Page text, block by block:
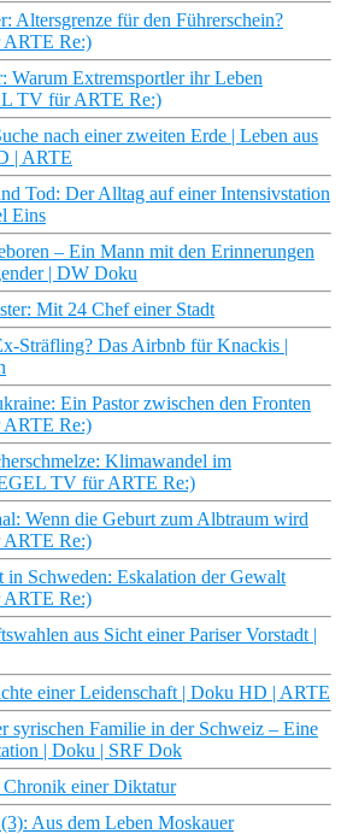
Altersgrenze für den Führerschein?
Re:)
Warum Extremsportler ihr Leben
TV für ARTE Re:)
nach einer zweiten Erde | Leben aus
| ARTE
Tod: Der Alltag auf einer Intensivstation
Eins
– Ein Mann mit den Erinnerungen
| DW Doku
Mit 24 Chef einer Stadt
Sträfling? Das Airbnb für Knackis |
Ein Pastor zwischen den Fronten
Re:)
Klimawandel im
TV für ARTE Re:)
Wenn die Geburt zum Albtraum wird
Re:)
in Schweden: Eskalation der Gewalt
Re:)
aus Sicht einer Pariser Vorstadt |
einer Leidenschaft | Doku HD | ARTE
syrischen Familie in der Schweiz – Eine
| Doku | SRF Dok
Chronik einer Diktatur
Aus dem Leben Moskauer